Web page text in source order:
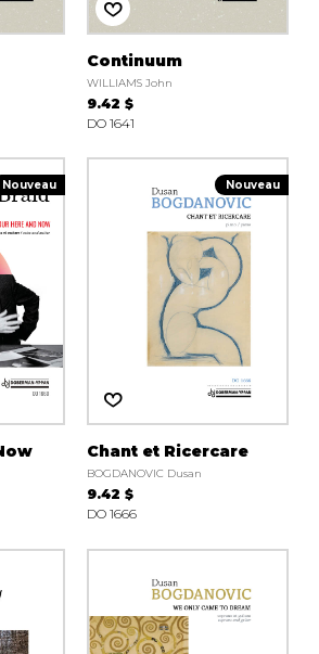
Continuum
WILLIAMS John
9.42 $
DO 1641
Nouveau Nouveau
Chant et Ricercare
BOGDANOVIC Dusan
9.42 $
DO 1666